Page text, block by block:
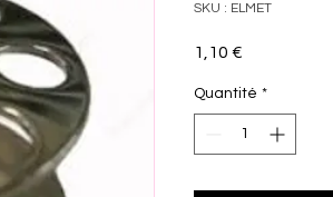
SKU : ELMET
1,10 €
Quantité *